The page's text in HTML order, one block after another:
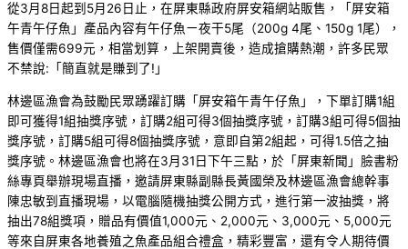
從3月8日起到5月26日止，在屏東縣政府屏安箱網站販售，「屏安箱
午青午仔魚」產品內容有午仔魚ㄧ夜干5尾（200g 4尾、150g 1尾），
售價僅需699元，相當划算，上架開賣後，造成搶購熱潮，許多民眾
不禁說:「簡直就是賺到了!」
林邊區漁會為鼓勵民眾踴躍訂購「屏安箱午青午仔魚」，下單訂購1組
即可獲得1組抽獎序號，訂購2組可得3個抽獎序號，訂購3組可得5個抽
獎序號，訂購5組可得8個抽獎序號，意即自第2組起，可得1.5倍之抽
獎序號。林邊區漁會也將在3月31日下午三點，於「屏東新聞」臉書粉
絲專頁舉辦現場直播，邀請屏東縣副縣長黃國榮及林邊區漁會總幹事
陳忠敏到直播現場，以電腦隨機抽獎公開方式，進行第一波抽獎，將
抽出78組獎項，贈品有價值1,000元、2,000元、3,000元、5,000元
等來自屏東各地養殖之魚產品組合禮盒，精彩豐富，還有令人期待價